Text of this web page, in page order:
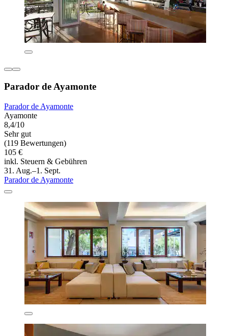
Parador de Ayamonte
Parador de Ayamonte
Ayamonte
8,4/10
Sehr gut
(119 Bewertungen)
105 €
inkl. Steuern & Gebühren
31. Aug.–1. Sept.
Parador de Ayamonte